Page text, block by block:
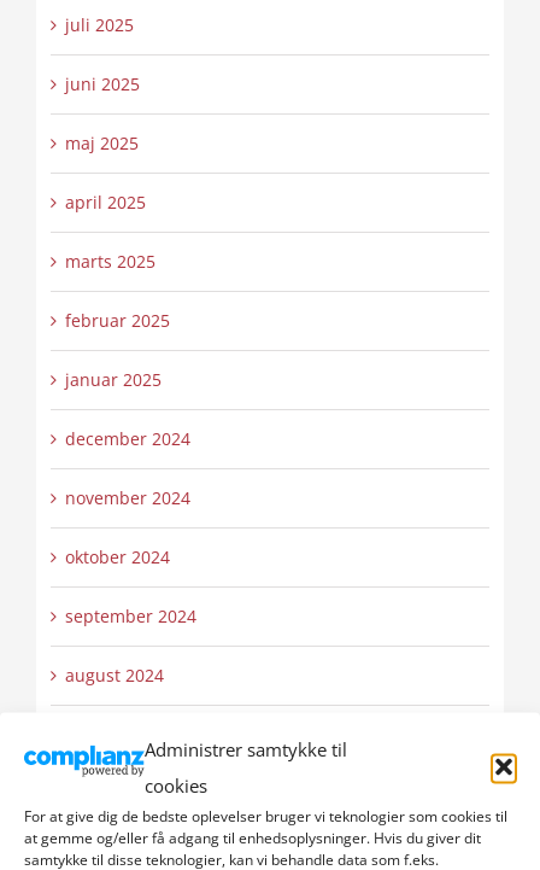
Administrer samtykke til
cookies
For at give dig de bedste oplevelser bruger vi teknologier som cookies til
at gemme og/eller få adgang til enhedsoplysninger. Hvis du giver dit
samtykke til disse teknologier, kan vi behandle data som f.eks.
juli 2025
juni 2025
maj 2025
april 2025
marts 2025
februar 2025
januar 2025
december 2024
november 2024
oktober 2024
september 2024
august 2024
maj 2024